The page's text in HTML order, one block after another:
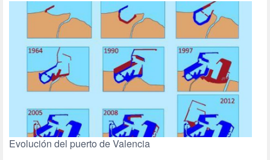
Evolución del puerto de Valencia